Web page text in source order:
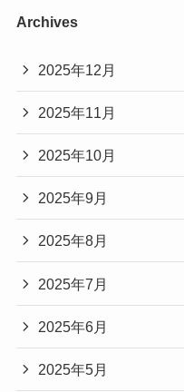
Archives
2025年12月
2025年11月
2025年10月
2025年9月
2025年8月
2025年7月
2025年6月
2025年5月